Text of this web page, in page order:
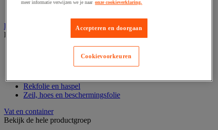
Rekfolie, pallet en palletkist
Bekijk de hele productgroep
Krimpfolie en krimppistool
Rekfolie en haspel
Zeil, hoes en beschermingsfolie
Vat en container
Bekijk de hele productgroep
meer informatie verwijzen we je naar onze cookieverklaring.
Accepteren en doorgaan
Cookievoorkeuren